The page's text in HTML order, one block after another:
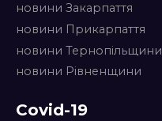
новини Закарпаття
новини Прикарпаття
новини Тернопільщини
новини Рівненщини
Covid-19